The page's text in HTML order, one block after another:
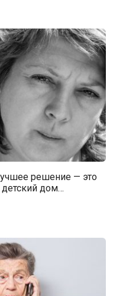
решение — это
детский дом…